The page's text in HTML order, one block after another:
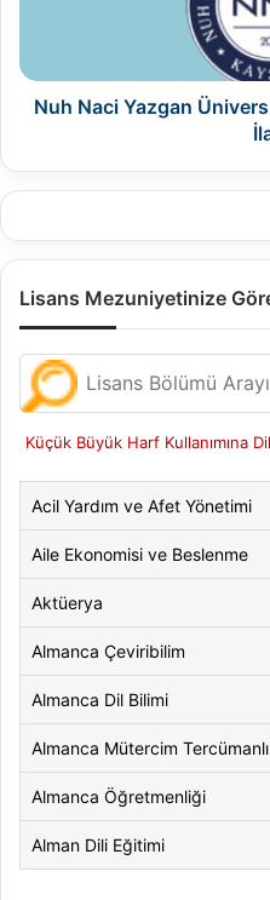
Nuh Naci Yazgan
Lisans Mezuniyetinize
Küçük Büyük Harf Kullanımına
Acil Yardım ve Afet Yönetimi
Aile Ekonomisi ve Beslenme
Aktüerya
Almanca Çeviribilim
Almanca Dil Bilimi
Almanca Mütercim
Almanca Öğretmenliği
Alman Dili Eğitimi